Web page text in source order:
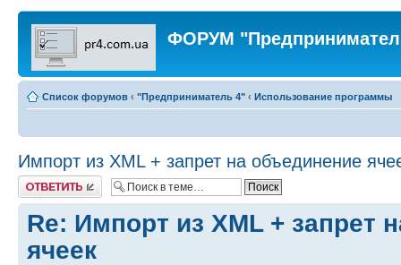
ФОРУМ
Список форумов ‹ "Предприниматель 4" ‹ Использование программы
Импорт из XML + запрет на объединение
Ответить
Re: Импорт из XML + запрет
ячеек